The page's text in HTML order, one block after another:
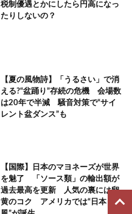
税制優遇とかにしたら円高になっ
たりしないの？
【夏の風物詩】「うるさい」で消
える?“盆踊り”存続の危機 会場数
は20年で半減 騒音対策で“サイ
レント盆ダンス”も
【国際】日本のマヨネーズが世界
を魅了 「ソース類」の輸出額が
過去最高を更新 人気の裏には卵
黄のコク アメリカでは“日本